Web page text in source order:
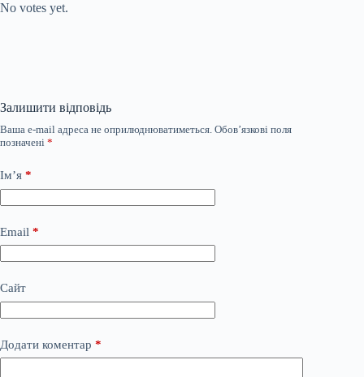
No votes yet.
Залишити відповідь
Ваша e-mail адреса не оприлюднюватиметься. Обов’язкові поля
позначені *
Ім’я *
Email *
Сайт
Додати коментар *